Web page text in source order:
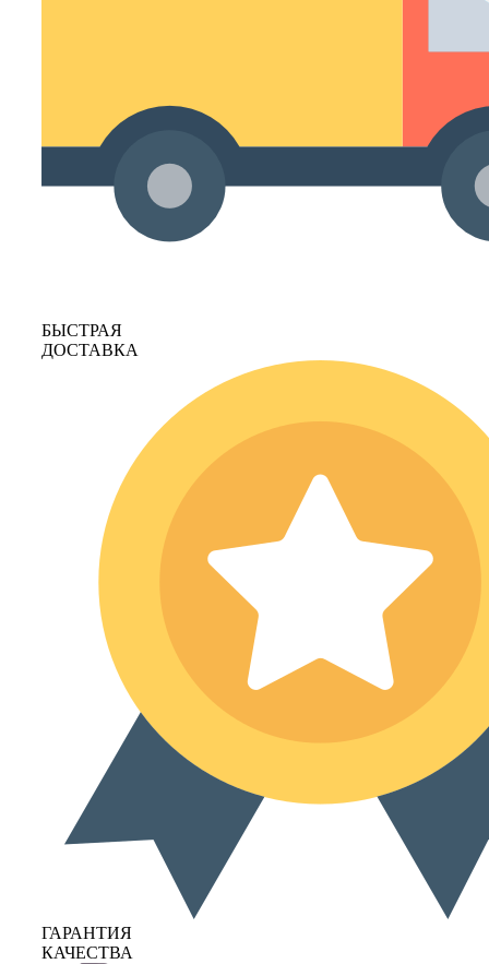
БЫСТРАЯ
ДОСТАВКА
ГАРАНТИЯ
КАЧЕСТВА